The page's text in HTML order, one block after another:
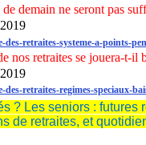
demain ne seront pas
retraites-systeme-a-points-
nos retraites se jouera-t-il
retraites-regimes-speciaux-
? Les seniors :
de retraites, et